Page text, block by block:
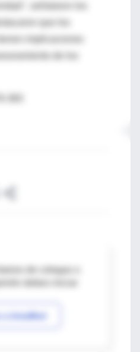
señalaron los
que los
implicaciones
de los
383
de colegas o
a IntraMed